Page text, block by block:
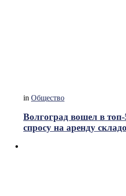
in Общество
Волгоград вошел в
спросу на аренду